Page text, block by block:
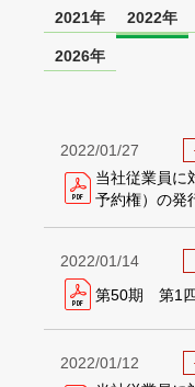
2021年 2022年
2026年
2022/01/27
当社従業員に
予約権）の発
2022/01/14
第50期 第1
2022/01/12